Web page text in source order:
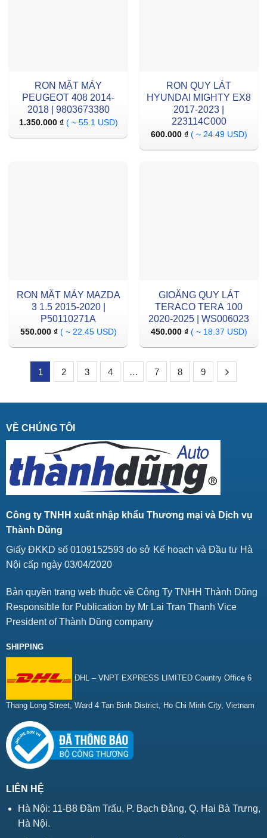
RON MẶT MÁY
PEUGEOT 408 2014-
2018 | 9803673380
1.350.000 ₫ ( ~ 55.1 USD)
RON QUY LÁT
HYUNDAI MIGHTY EX8
2017-2023 |
223114C000
600.000 ₫ ( ~ 24.49 USD)
RON MẶT MÁY MAZDA
3 1.5 2015-2020 |
P50110271A
550.000 ₫ ( ~ 22.45 USD)
GIOĂNG QUY LÁT
TERACO TERA 100
2020-2025 | WS006023
450.000 ₫ ( ~ 18.37 USD)
1 2 3 4 … 7 8 9
VỀ CHÚNG TÔI
Công ty TNHH xuất nhập khẩu Thương mại và Dịch vụ
Thành Dũng
Giấy ĐKKD số 0109152593 do sở Kế hoạch và Đầu tư Hà
Nội cấp ngày 03/04/2020
Bản quyền trang web thuộc về Công Ty TNHH Thành Dũng
Responsible for Publication by Mr Lai Tran Thanh Vice
President of Thành Dũng company
SHIPPING
DHL – VNPT EXPRESS LIMITED Country Office 6
Thang Long Street, Ward 4 Tan Binh District, Ho Chi Minh City, Vietnam
LIÊN HỆ
Hà Nội: 11-B8 Đầm Trấu, P. Bạch Đằng, Q. Hai Bà Trưng,
Hà Nội.